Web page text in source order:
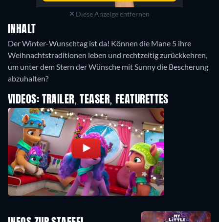
Diese Anzeige entfernen
INHALT
Der Winter-Wunschtag ist da! Können die Mane 5 ihre
Weihnachtstraditionen leben und rechtzeitig zurückkehren,
um unter dem Stern der Wünsche mit Sunny die Bescherung
abzuhalten?
VIDEOS: TRAILER, TEASER, FEATURETTES